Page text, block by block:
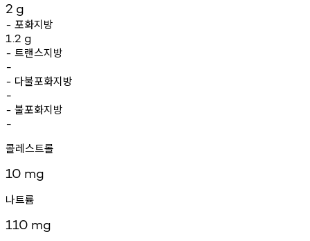
2 g
- 포화지방
1.2 g
- 트랜스지방
-
- 다불포화지방
-
- 불포화지방
-
콜레스트롤
10 mg
나트륨
110 mg